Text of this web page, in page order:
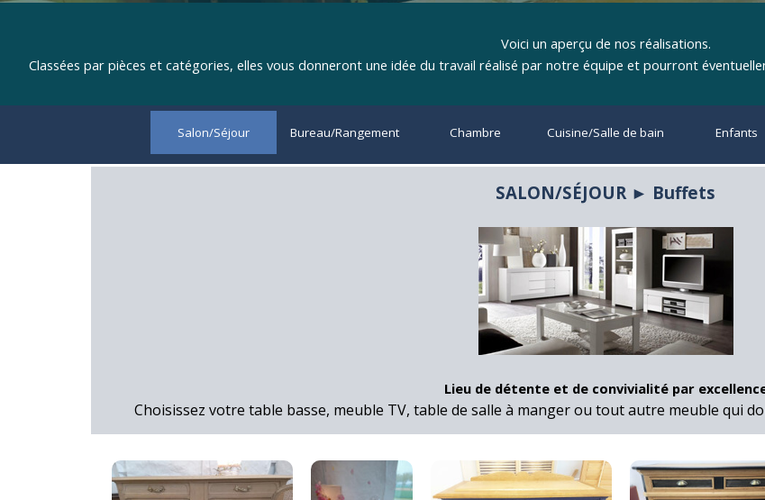
Voici un aperçu de nos réalisations.
Classées par pièces et catégories, elles vous donneront une idée du travail réalisé par notre équipe et pourront
Sauter le menu
Salon/Séjour ▼
Bureau/Rangement ▼
Chambre ▼
Cuisine/Salle de bain ▼
Enfants
SALON/SÉJOUR ► Buffets
Lieu de détente et de convivialité par
Choisissez votre table basse, meuble TV, table de salle à manger ou tout autre meuble qui